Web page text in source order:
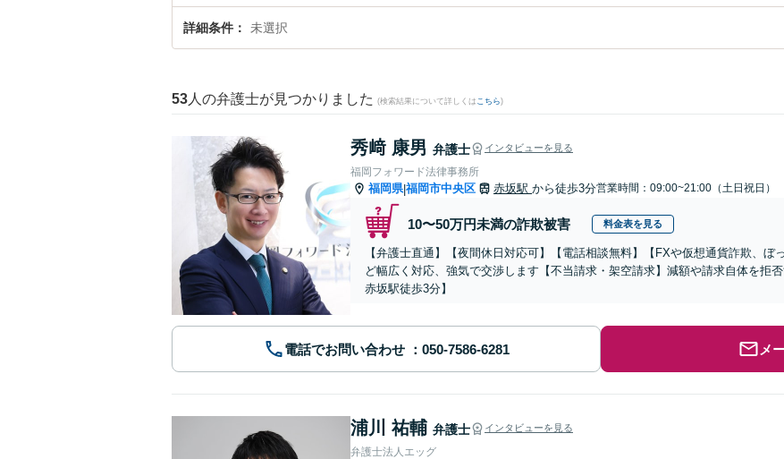
詳細条件 未選択
53 人の弁護士が見つかりました (検索結果について詳しくは こちら)
秀﨑 康男 弁護士 インタビューを見る
福岡フォワード法律事務所
福岡県|福岡市中央区 赤坂駅 から徒歩3分営業時間：09:00~21:00（土日祝日）
10〜50万円未満の詐欺被害 料金表を見る
【弁護士直通】【夜間休日対応可】【電話相談無料】【FXや仮想通貨詐欺、ぼ
ど幅広く対応、強気で交渉します【不当請求・架空請求】減額や請求自体を拒
赤坂駅徒歩3分】
電話でお問い合わせ メ
浦川 祐輔 弁護士 インタビューを見る
弁護士法人エッグ